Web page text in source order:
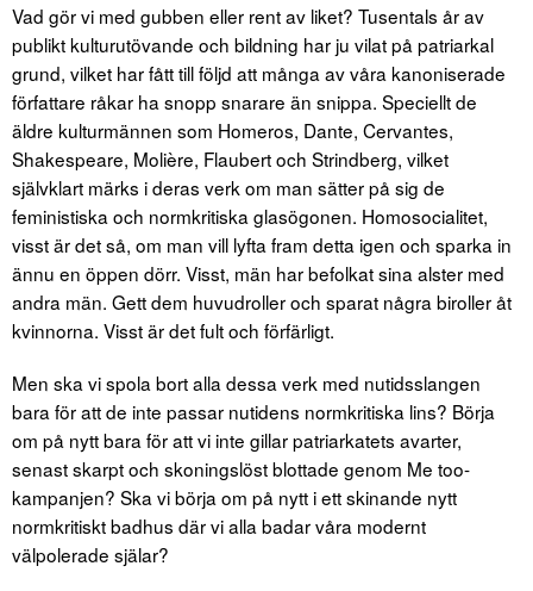
Vad gör vi med gubben eller rent av liket? Tusentals år av
publikt kulturutövande och bildning har ju vilat på patriarkal
grund, vilket har fått till följd att många av våra kanoniserade
författare råkar ha snopp snarare än snippa. Speciellt de
äldre kulturmännen som Homeros, Dante, Cervantes,
Shakespeare, Molière, Flaubert och Strindberg, vilket
självklart märks i deras verk om man sätter på sig de
feministiska och normkritiska glasögonen. Homosocialitet,
visst är det så, om man vill lyfta fram detta igen och sparka in
ännu en öppen dörr. Visst, män har befolkat sina alster med
andra män. Gett dem huvudroller och sparat några biroller åt
kvinnorna. Visst är det fult och förfärligt.
Men ska vi spola bort alla dessa verk med nutidsslangen
bara för att de inte passar nutidens normkritiska lins? Börja
om på nytt bara för att vi inte gillar patriarkatets avarter,
senast skarpt och skoningslöst blottade genom Me too-
kampanjen? Ska vi börja om på nytt i ett skinande nytt
normkritiskt badhus där vi alla badar våra modernt
välpolerade själar?